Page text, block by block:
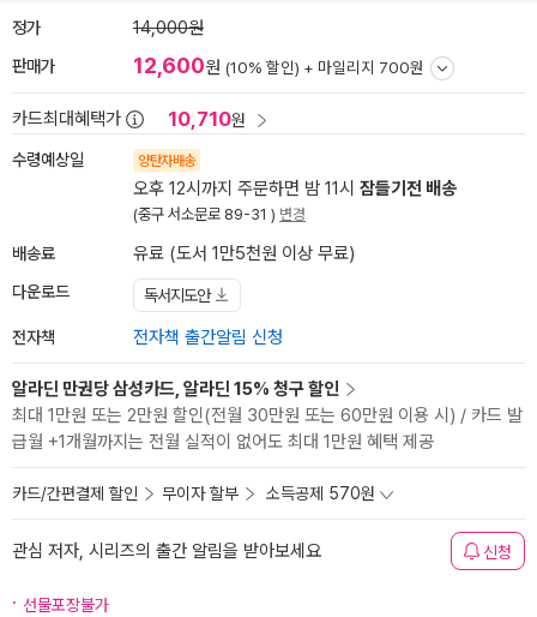
정가 14,000원
판매가 12,600원 (10% 할인) + 마일리지 700원
카드최대혜택가 10,710원
수령예상일 양탄자배송
오후 12시까지 주문하면 밤 11시 잠들기전 배송
(중구 서소문로 89-31 ) 변경
배송료 유료 (도서 1만5천원 이상 무료)
다운로드 독서지도안
전자책 전자책 출간알림 신청
알라딘 만권당 삼성카드, 알라딘 15% 청구 할인
최대 1만원 또는 2만원 할인(전월 30만원 또는 60만원 이용 시) / 카드 발
급월 +1개월까지는 전월 실적이 없어도 최대 1만원 혜택 제공
카드/간편결제 할인 무이자 할부 소득공제 570원
관심 저자, 시리즈의 출간 알림을 받아보세요 신청
선물포장불가